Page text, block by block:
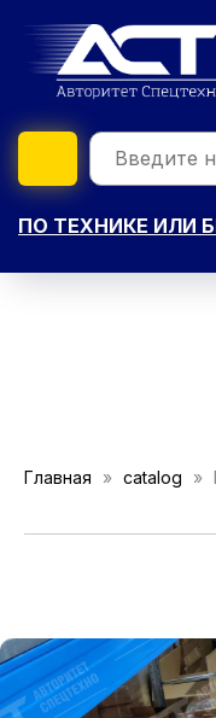
ПО ТЕХНИКЕ ИЛИ
Главная catalog